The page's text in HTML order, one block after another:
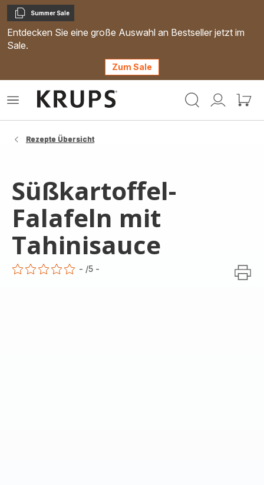
Kopieren
Summer Sale
Entdecken Sie eine große Auswahl an Bestseller jetzt im
Sale.
Zum Sale
Mein
Mein
Das
Rezepte Übersicht
Süßkartoffel-
Falafeln mit
Tahinisauce
- /5 -